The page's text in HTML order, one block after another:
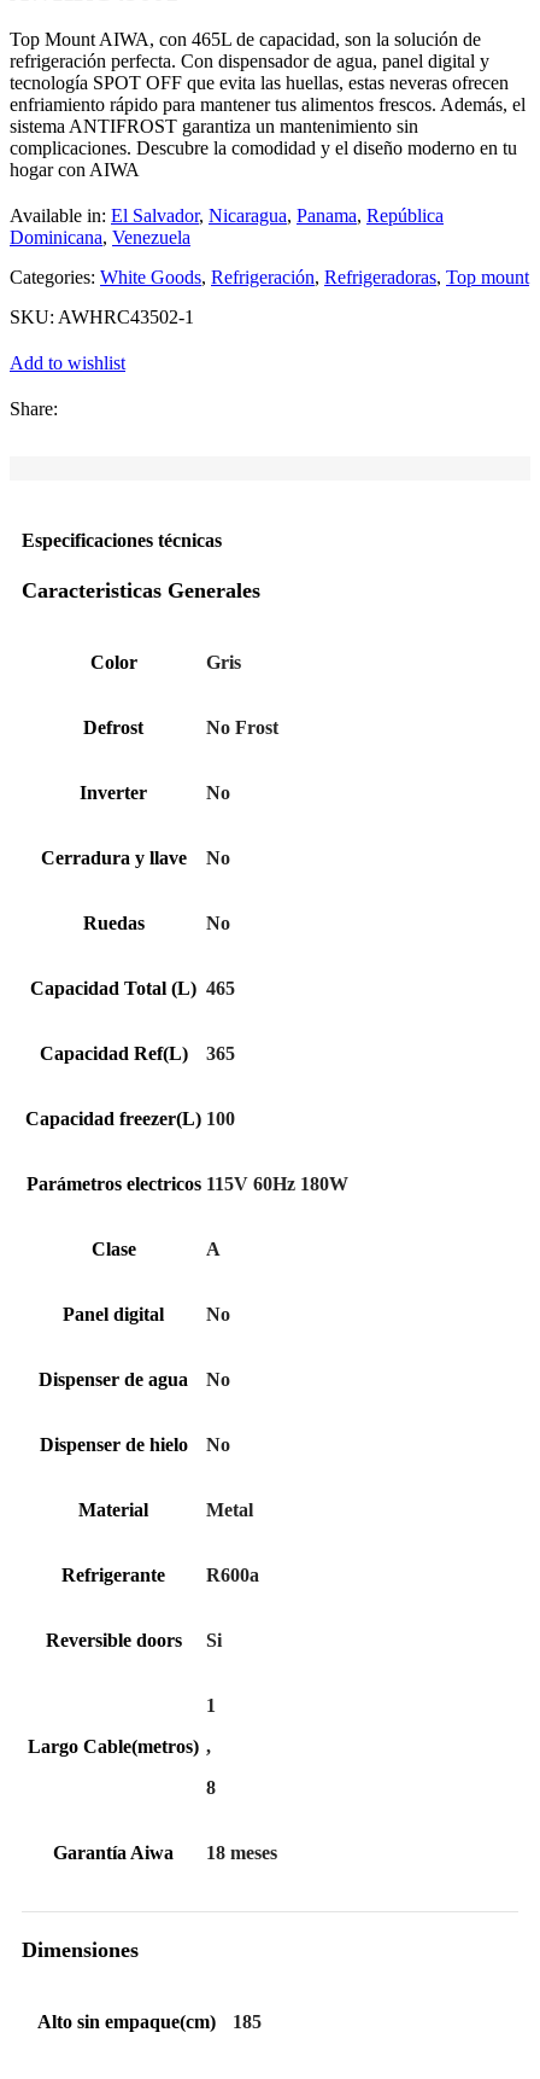
Top Mount AIWA, con 465L de capacidad, son la solución de
refrigeración perfecta. Con dispensador de agua, panel digital y
tecnología SPOT OFF que evita las huellas, estas neveras ofrecen
enfriamiento rápido para mantener tus alimentos frescos. Además, el
sistema ANTIFROST garantiza un mantenimiento sin
complicaciones. Descubre la comodidad y el diseño moderno en tu
hogar con AIWA
Available in: El Salvador, Nicaragua, Panama, República
Dominicana, Venezuela
Categories: White Goods, Refrigeración, Refrigeradoras, Top mount
SKU: AWHRC43502-1
Add to wishlist
Share:
Especificaciones técnicas
Caracteristicas Generales
Color Gris
Defrost No Frost
Inverter No
Cerradura y llave No
Ruedas No
Capacidad Total (L) 465
Capacidad Ref(L) 365
Capacidad freezer(L) 100
Parámetros electricos 115V 60Hz 180W
Clase A
Panel digital No
Dispenser de agua No
Dispenser de hielo No
Material Metal
Refrigerante R600a
Reversible doors Si
Largo Cable(metros)
1
,
8
Garantía Aiwa 18 meses
Dimensiones
Alto sin empaque(cm) 185